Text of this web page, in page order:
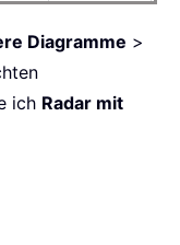
Diagramme >
ich Radar mit